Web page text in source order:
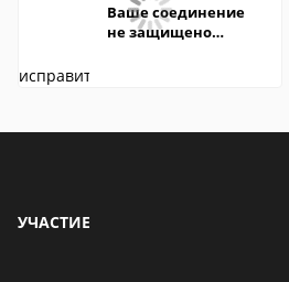
Ваше соединение
не защищено
УЧАСТИЕ